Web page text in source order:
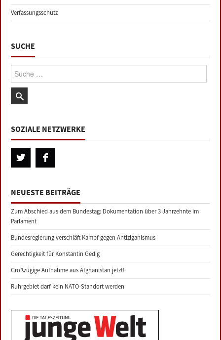
Verfassungsschutz
SUCHE
Suche:
SOZIALE NETZWERKE
NEUESTE BEITRÄGE
Zum Abschied aus dem Bundestag: Dokumentation über 3 Jahrzehnte im
Parlament
Bundesregierung verschläft Kampf gegen Antiziganismus
Gerechtigkeit für Konstantin Gedig
Großzügige Aufnahme aus Afghanistan jetzt!
Ruhrgebiet darf kein NATO-Standort werden